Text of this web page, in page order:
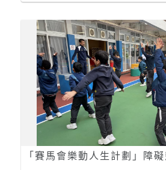
「賽馬會樂動人生計劃」障